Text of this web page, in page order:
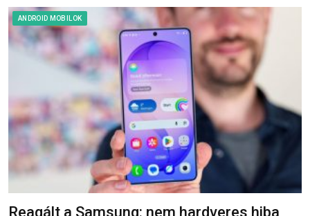
ANDROID MOBILOK
Reagált a Samsung: nem hardveres hiba